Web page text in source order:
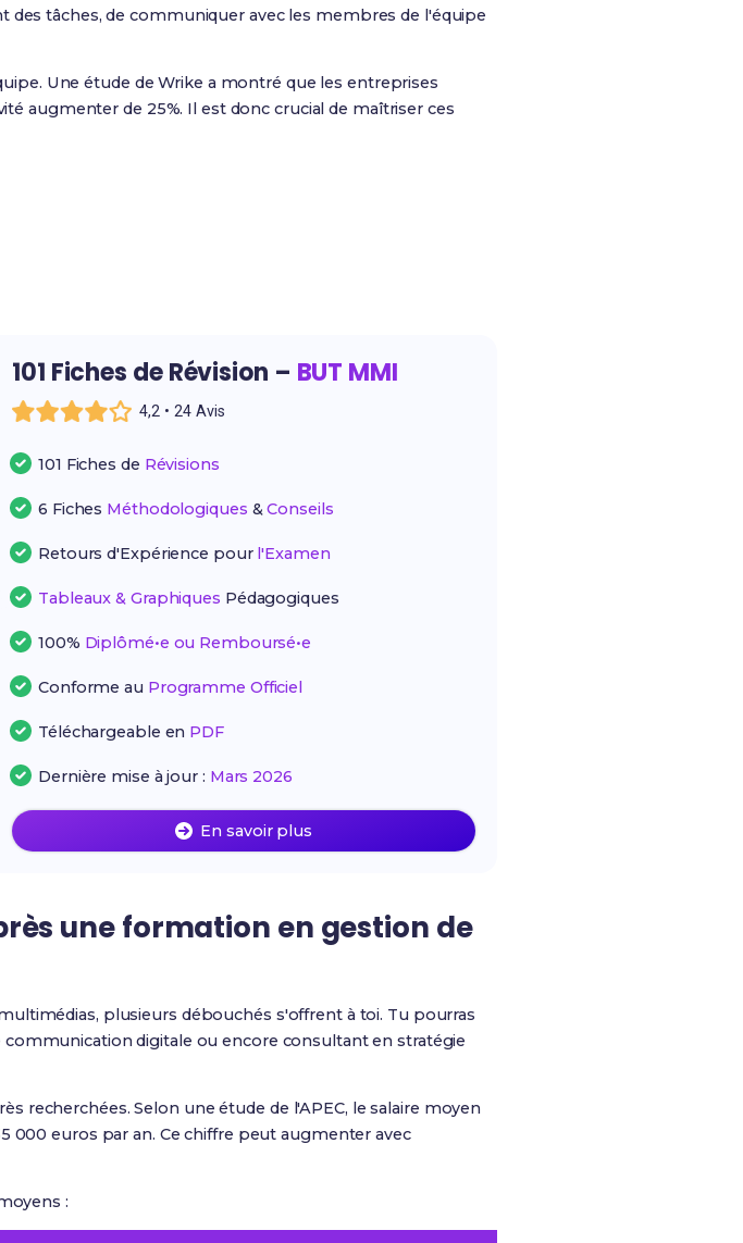
des tâches, de communiquer avec les membres de l'équipe
Une étude de Wrike a montré que les entreprises
augmenter de 25%. Il est donc crucial de maîtriser ces
101 Fiches de Révision – BUT MMI
4,2 • 24 Avis
101 Fiches de Révisions
6 Fiches Méthodologiques &Conseils
Retours d'Expérience pour l'Examen
Tableaux & Graphiques Pédagogiques
100% Diplômé•e ou Remboursé•e
Conforme au Programme Officiel
Téléchargeable en PDF
Dernière mise à jour : Mars 2026
En savoir plus
une formation en gestion de
plusieurs débouchés s'offrent à toi. Tu pourras
digitale ou encore consultant en stratégie
recherchées. Selon une étude de l'APEC, le salaire moyen
000 euros par an. Ce chiffre peut augmenter avec
: